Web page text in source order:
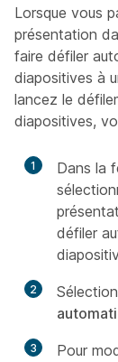
Lorsque vous
présentation
faire défiler
diapositives à
lancez le
diapositives,
1
Dans la
défiler
2
3
Pour